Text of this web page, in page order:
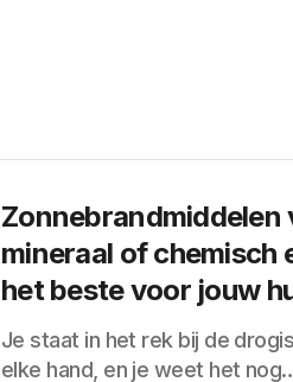
Zonnebrandmiddelen
mineraal of chemisch
het beste voor jouw
Je staat in het rek bij de
elke hand, en je weet het